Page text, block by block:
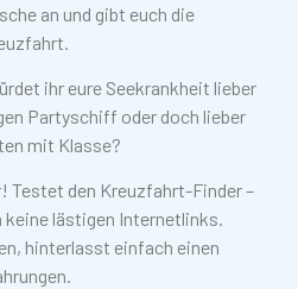
an und gibt euch die
ihr eure Seekrankheit lieber
Partyschiff oder doch lieber
mit Klasse?
Testet den Kreuzfahrt-Finder –
keine lästigen Internetlinks.
hinterlasst einfach einen